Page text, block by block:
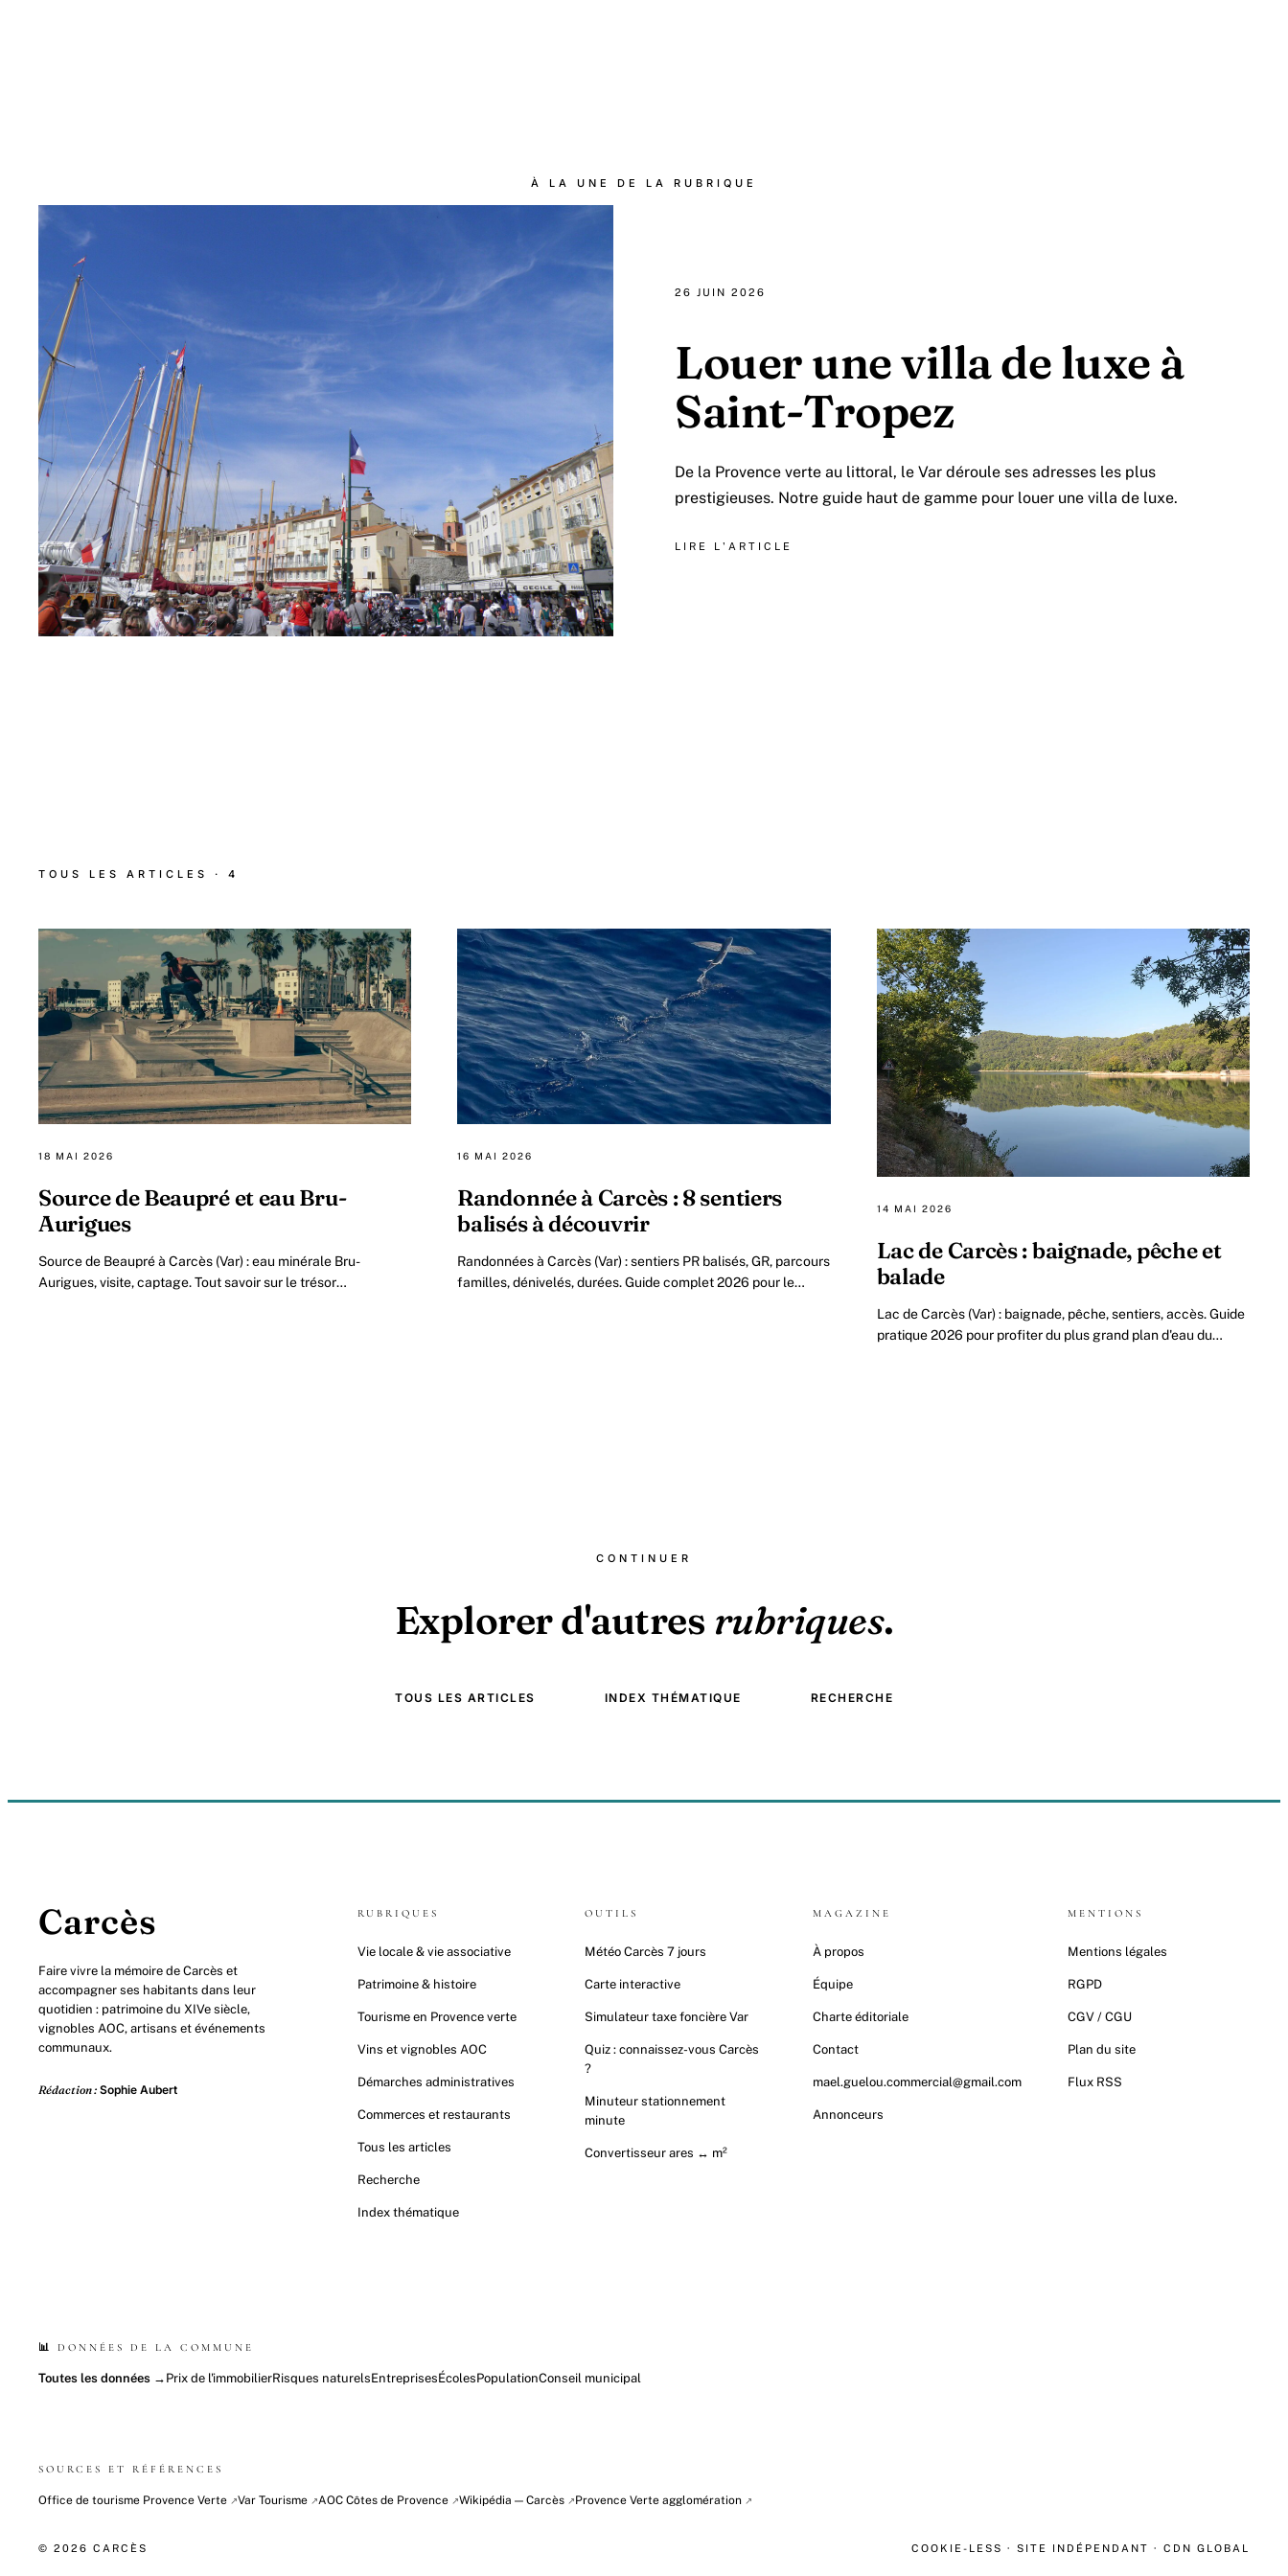
À LA UNE DE LA RUBRIQUE
26 JUIN 2026
Louer une villa de luxe à
Saint-Tropez
De la Provence verte au littoral, le Var déroule ses adresses les plus
prestigieuses. Notre guide haut de gamme pour louer une villa de luxe.
LIRE L'ARTICLE
TOUS LES ARTICLES · 4
18 MAI 2026
Source de Beaupré et eau Bru-
Aurigues
Source de Beaupré à Carcès (Var) : eau minérale Bru-
Aurigues, visite, captage. Tout savoir sur le trésor
16 MAI 2026
Randonnée à Carcès : 8 sentiers
balisés à découvrir
Randonnées à Carcès (Var) : sentiers PR balisés, GR, parcours
familles, dénivelés, durées. Guide complet 2026 pour le
14 MAI 2026
Lac de Carcès : baignade, pêche et
balade
Lac de Carcès (Var) : baignade, pêche, sentiers, accès. Guide
pratique 2026 pour profiter du plus grand plan d'eau du
CONTINUER
Explorer d'autres rubriques.
TOUS LES ARTICLES INDEX THÉMATIQUE RECHERCHE
Carcès
Faire vivre la mémoire de Carcès et
accompagner ses habitants dans leur
quotidien : patrimoine du XIVe siècle,
vignobles AOC, artisans et événements
communaux.
Rédaction : Sophie Aubert
RUBRIQUES
Vie locale & vie associative
Patrimoine & histoire
Tourisme en Provence verte
Vins et vignobles AOC
Démarches administratives
Commerces et restaurants
Tous les articles
Recherche
Index thématique
OUTILS
Météo Carcès 7 jours
Carte interactive
Simulateur taxe foncière Var
Quiz : connaissez-vous Carcès
?
Minuteur stationnement
minute
Convertisseur ares ↔ m²
MAGAZINE
À propos
Équipe
Charte éditoriale
Contact
mael.guelou.commercial@gmail.com
Annonceurs
MENTIONS
Mentions légales
RGPD
CGV / CGU
Plan du site
Flux RSS
📊 DONNÉES DE LA COMMUNE
Toutes les données → Prix de l'immobilierRisques naturelsEntreprisesÉcolesPopulationConseil municipal
SOURCES ET RÉFÉRENCES
Office de tourisme Provence Verte ↗Var Tourisme ↗AOC Côtes de Provence ↗Wikipédia — Carcès ↗Provence Verte agglomération ↗
© 2026 CARCÈS COOKIE-LESS · SITE INDÉPENDANT · CDN GLOBAL